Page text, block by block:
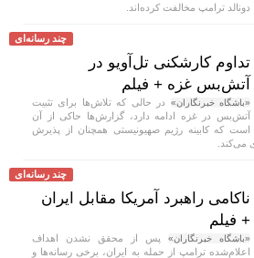
دونالد ترامپ مخالفت کرده‌اند.
چند رسانه‌ای
تداوم کارشکنی تل‌آویو در
آتش‌بس غزه + فیلم
«باشگاه خبرنگاران» در حالی که تلاش‌ها برای تثبیت
آتش‌بس در غزه ادامه دارد، گزارش‌ها حاکی از آن
است که کابینه رژیم صهیونیستی همچنان از پذیرش
می‌کند.
چند رسانه‌ای
ناکامی راهبرد آمریکا مقابل ایران
+ فیلم
«باشگاه خبرنگاران» پس از محقق نشدن اهداف
اعلام‌شده ترامپ از حمله به ایران، برخی رسانه‌ها و